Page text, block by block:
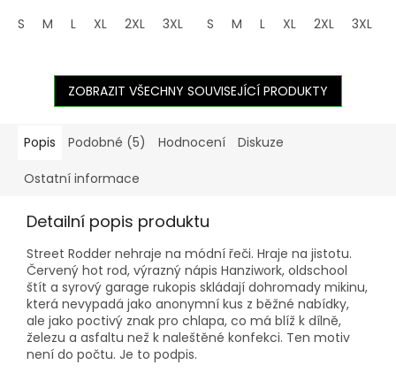
S M L XL 2XL 3XL 4XL 5XL
S
M L XL 2XL 3XL
ZOBRAZIT VŠECHNY SOUVISEJÍCÍ PRODUKTY
Popis Podobné (5) Hodnocení Diskuze
Ostatní informace
Detailní popis produktu
Street Rodder nehraje na módní řeči. Hraje na jistotu.
Červený hot rod, výrazný nápis Hanziwork, oldschool
štít a syrový garage rukopis skládají dohromady mikinu,
která nevypadá jako anonymní kus z běžné nabídky,
ale jako poctivý znak pro chlapa, co má blíž k dílně,
železu a asfaltu než k naleštěné konfekci. Ten motiv
není do počtu. Je to podpis.